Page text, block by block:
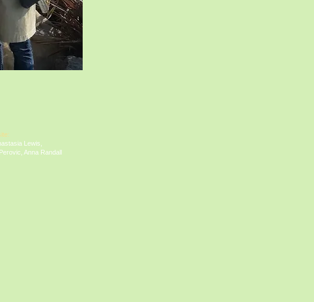
Lewis,
Anna Randall